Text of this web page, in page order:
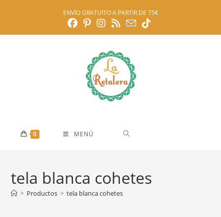
ENVÍO GRATUITO A PARTIR DE 75€
0 MENÚ
tela blanca cohetes
> Productos > tela blanca cohetes